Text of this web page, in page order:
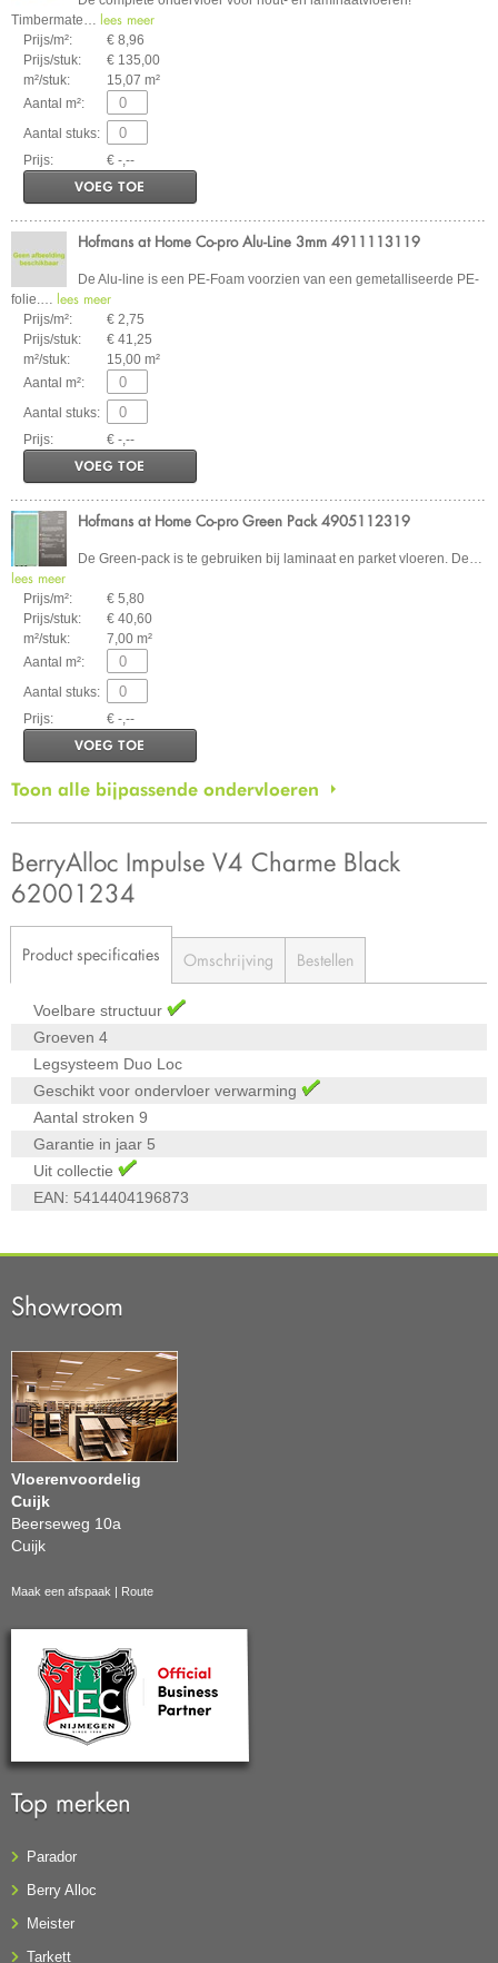
Timbermate… lees meer
Prijs/m²:
€ 8,96
Prijs/stuk:
€ 135,00
m²/stuk:
15,07 m²
Aantal m²:
Aantal stuks:
Prijs:
€ -,--
VOEG TOE
Hofmans at Home Co-pro Alu-Line 3mm 4911113119
De Alu-line is een PE-Foam voorzien van een gemetalliseerde PE-
folie.… lees meer
Prijs/m²:
€ 2,75
Prijs/stuk:
€ 41,25
m²/stuk:
15,00 m²
Aantal m²:
Aantal stuks:
Prijs:
€ -,--
VOEG TOE
Hofmans at Home Co-pro Green Pack 4905112319
De Green-pack is te gebruiken bij laminaat en parket vloeren. De…
lees meer
Prijs/m²:
€ 5,80
Prijs/stuk:
€ 40,60
m²/stuk:
7,00 m²
Aantal m²:
Aantal stuks:
Prijs:
€ -,--
VOEG TOE
Toon alle bijpassende ondervloeren
BerryAlloc Impulse V4 Charme Black
62001234
Product specificaties Omschrijving Bestellen
Voelbare structuur
Groeven 4
Legsysteem Duo Loc
Geschikt voor ondervloer verwarming
Aantal stroken 9
Garantie in jaar 5
Uit collectie
EAN: 5414404196873
Showroom
Vloerenvoordelig
Cuijk
Beerseweg 10a
Cuijk
Maak een afspaak Route
Top merken
Parador
Berry Alloc
Meister
Tarkett